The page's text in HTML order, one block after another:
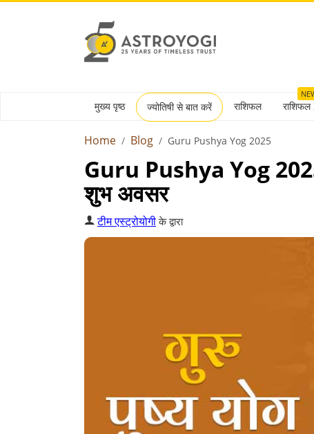
मुख्य पृष्ठ ज्योतिषी से बात करें राशिफल
Home Blog Guru Pushya Yog 2025
Guru Pushya Yog
शुभ अवसर
टीम एस्ट्रोयोगीके द्वारा